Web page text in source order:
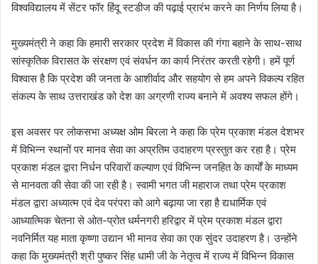
विश्वविद्यालय में सेंटर फॉर हिंदू स्टडीज की पढ़ाई प्रारंभ करने का निर्णय लिया है।
मुख्यमंत्री ने कहा कि हमारी सरकार प्रदेश में विकास की गंगा बहाने के साथ-साथ
सांस्कृतिक विरासत के संरक्षण एवं संवर्धन का कार्य निरंतर करती रहेगी। हमें पूर्ण
विश्वास है कि प्रदेश की जनता के आशीर्वाद और सहयोग से हम अपने विकल्प रहित
संकल्प के साथ उत्तराखंड को देश का अग्रणी राज्य बनाने में अवश्य सफल होंगे।
इस अवसर पर लोकसभा अध्यक्ष ओम बिरला ने कहा कि प्रेम प्रकाश मंडल देशभर
में विभिन्न स्थानों पर मानव सेवा का अप्रतिम उदाहरण प्रस्तुत कर रहा है। प्रेम
प्रकाश मंडल द्वारा निर्धन परिवारों कल्याण एवं विभिन्न जनहित के कार्यों के माध्यम
से मानवता की सेवा की जा रही है। स्वामी भगत जी महाराज तथा प्रेम प्रकाश
मंडल द्वारा अध्यात्म एवं देव परंपरा को आगे बढ़ाया जा रहा है द्यधार्मिक एवं
आध्यात्मिक चेतना से ओत-प्रोत धर्मनगरी हरिद्वार में प्रेम प्रकाश मंडल द्वारा
नवनिर्मित यह माता कृष्णा उद्यान भी मानव सेवा का एक सुंदर उदाहरण है। उन्होंने
कहा कि मुख्यमंत्री श्री पुष्कर सिंह धामी जी के नेतृत्व में राज्य में विभिन्न विकास